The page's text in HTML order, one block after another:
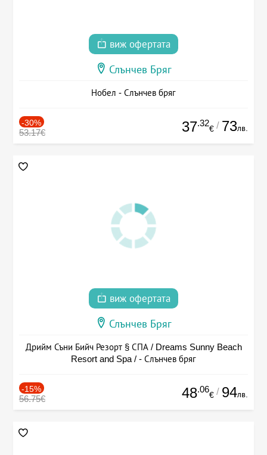
виж офертата
Слънчев Бряг
Нобел - Слънчев бряг
-30%
53.17€ 37.32
€ / 73лв.
виж офертата
Слънчев Бряг
Дрийм Съни Бийч Резорт § СПА / Dreams Sunny Beach
Resort and Spa / - Слънчев бряг
-15%
56.75€ 48.06
€ / 94лв.